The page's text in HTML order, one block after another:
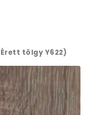
tölgy Y622)